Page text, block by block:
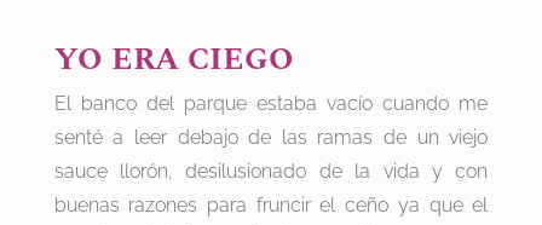
YO ERA CIEGO
El banco del parque estaba vacío cuando me
senté a leer debajo de las ramas de un viejo
sauce llorón, desilusionado de la vida y con
buenas razones para fruncir el ceño ya que el